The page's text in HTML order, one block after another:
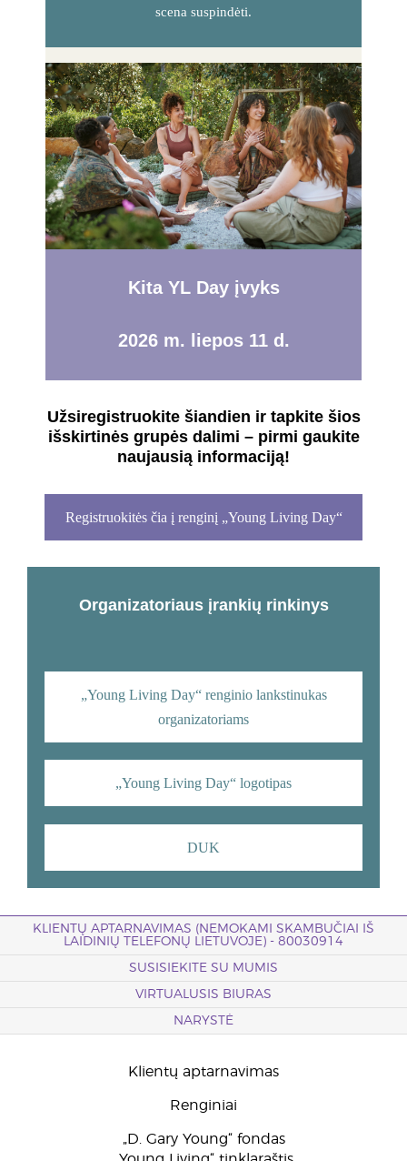
scena suspindėti.
Kita YL Day įvyks
2026 m. liepos 11 d.
Užsiregistruokite šiandien ir tapkite šios
išskirtinės grupės dalimi – pirmi gaukite
naujausią informaciją!
Registruokitės čia į renginį „Young Living Day“
Organizatoriaus įrankių rinkinys
„Young Living Day“ renginio lankstinukas
organizatoriams
„Young Living Day“ logotipas
DUK
KLIENTŲ APTARNAVIMAS (NEMOKAMI SKAMBUČIAI IŠ
LAIDINIŲ TELEFONŲ LIETUVOJE) - 80030914
SUSISIEKITE SU MUMIS
VIRTUALUSIS BIURAS
NARYSTĖ
Klientų aptarnavimas
Renginiai
„D. Gary Young“ fondas